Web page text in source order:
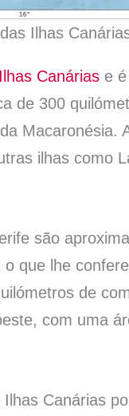
Ilhas
Ilhas Canárias e
de 300
Macaronésia.
ilhas como
são
que lhe
de
com uma
Canárias